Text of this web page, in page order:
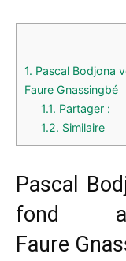
1. Pascal Bodjona
Faure Gnassingbé
1.1. Partager :
1.2. Similaire
Pascal
fond
Faure